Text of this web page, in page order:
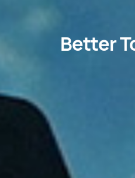
Better